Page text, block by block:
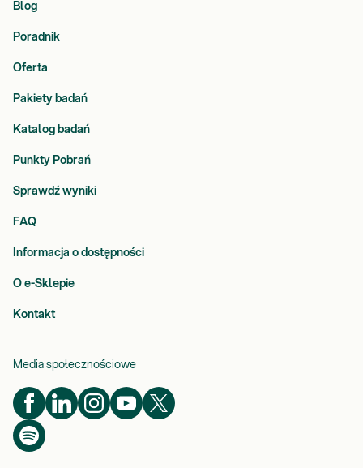
Blog
Poradnik
Oferta
Pakiety badań
Katalog badań
Punkty Pobrań
Sprawdź wyniki
FAQ
Informacja o dostępności
O e-Sklepie
Kontakt
Media społecznościowe